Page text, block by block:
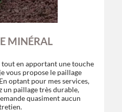
MINÉRAL
en apportant une touche
vous propose le paillage
optant pour mes services,
un paillage très durable,
quasiment aucun